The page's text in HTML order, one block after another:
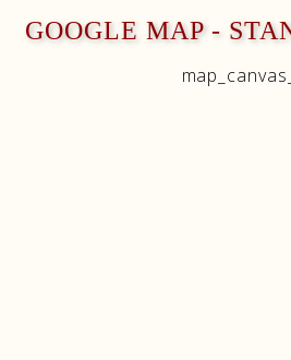
GOOGLE MAP -